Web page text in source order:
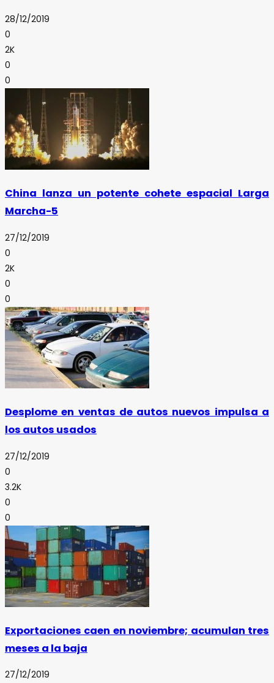
28/12/2019
0
2K
0
0
China lanza un potente cohete espacial Larga
Marcha-5
27/12/2019
0
2K
0
0
Desplome en ventas de autos nuevos impulsa a
los autos usados
27/12/2019
0
3.2K
0
0
Exportaciones caen en noviembre; acumulan tres
meses a la baja
27/12/2019